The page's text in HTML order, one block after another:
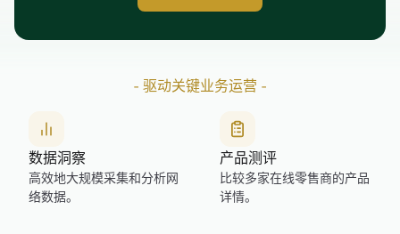
- 驱动关键业务运营 -
数据洞察
高效地大规模采集和分析网
络数据。
产品测评
比较多家在线零售商的产品
详情。